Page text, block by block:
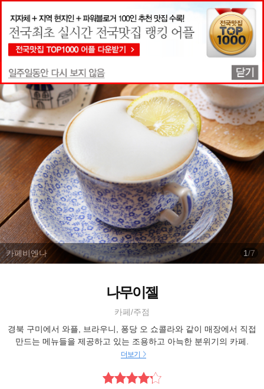
맛집상세정보
카페비엔나 1/7
나무이젤
카페/주점
경북 구미에서 와플, 브라우니, 퐁당 오 쇼콜라와 같이 매장에서 직접
만드는 메뉴들을 제공하고 있는 조용하고 아늑한 분위기의 카페.
더보기